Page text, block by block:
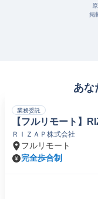
掲
あな
業務委託
【フルリモート】
ＲＩＺＡＰ株式会社
フルリモート
完全歩合制